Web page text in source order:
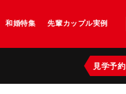
和婚特集 先輩カップル実例
見学予約